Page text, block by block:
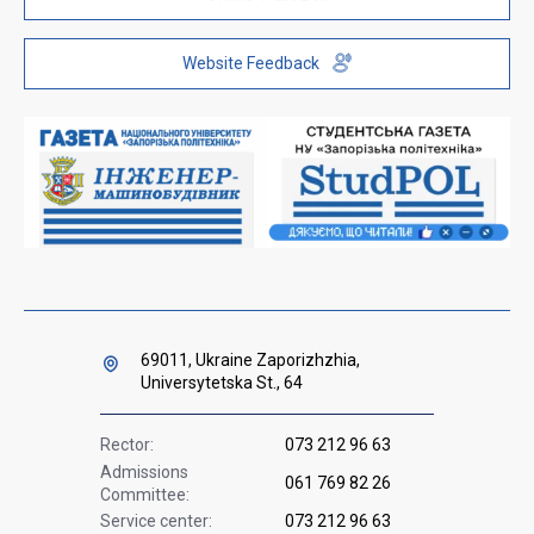
Telephone directory
Institutional repository
Youth Hub "FREETIME"
Ministry of Education and Science of Ukraine
Government hotline 1545
Website Feedback
69011, Ukraine Zaporizhzhia,
Universytetska St., 64
Rector:
073 212 96 63
Admissions
Committee:
061 769 82 26
Service center:
073 212 96 63